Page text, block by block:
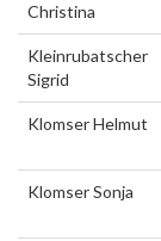
Christina
Kleinrubatscher
Sigrid
Klomser Helmut
Klomser Sonja